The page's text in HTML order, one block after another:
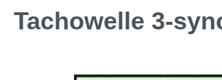
Tachowelle 3-